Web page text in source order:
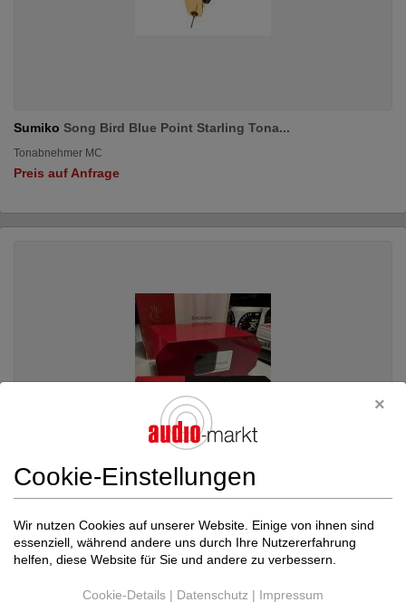
Sumiko Song Bird Blue Point Starling Tona...
Tonabnehmer MC
Preis auf Anfrage
LyraETNA LAMBDA SL NEU MC System Referen...
Tonabnehmer MC
Cookie-Einstellungen
Wir nutzen Cookies auf unserer Website. Einige von ihnen sind
essenziell, während andere uns durch Ihre Nutzererfahrung
helfen, diese Website für Sie und andere zu verbessern.
Cookie-Details | Datenschutz | Impressum